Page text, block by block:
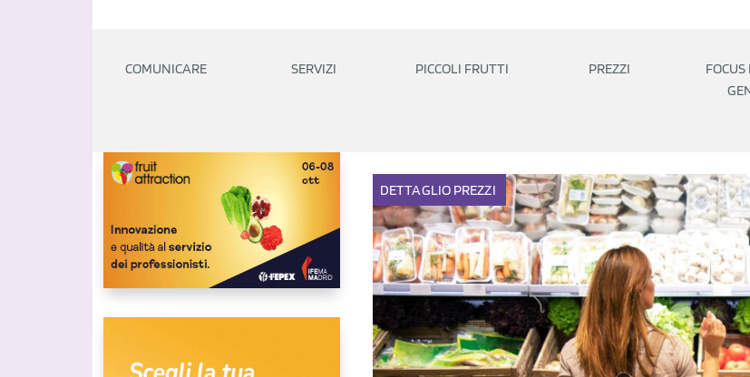
COMUNICARE SERVIZI PICCOLI FRUTTI PREZZI
DETTAGLIO PREZZI